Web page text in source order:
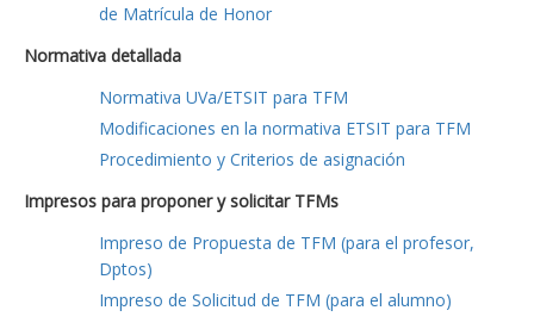
de Matrícula de Honor
Normativa detallada
Normativa UVa/ETSIT para TFM
Modificaciones en la normativa ETSIT para TFM
Procedimiento y Criterios de asignación
Impresos para proponer y solicitar TFMs
Impreso de Propuesta de TFM (para el profesor,
Dptos)
Impreso de Solicitud de TFM (para el alumno)